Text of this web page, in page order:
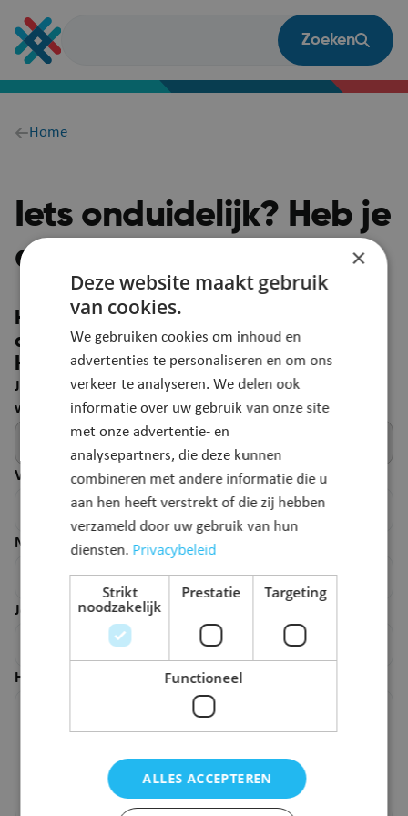
en
naar
inhoud
Zoeken
Breadcrumb
Home
Iets onduidelijk? Heb je
een vraag?
Heb je een suggestie om deze pagina
duidelijker te maken?
Heb je een vraag? Laat het ons weten!
Je feedback wordt automatisch gelinkt aan deze
webpagina.
Voornaam*
Naam
Je e-mailadres*
Hoe kunnen we deze pagina verbeteren?
×
Deze website maakt gebruik
van cookies.
We gebruiken cookies om inhoud en
advertenties te personaliseren en om ons
verkeer te analyseren. We delen ook
informatie over uw gebruik van onze site
met onze advertentie- en
analysepartners, die deze kunnen
combineren met andere informatie die u
aan hen heeft verstrekt of die zij hebben
verzameld door uw gebruik van hun
diensten. Privacybeleid
Strikt
noodzakelijk
Prestatie Targeting
Functioneel
ALLES ACCEPTEREN